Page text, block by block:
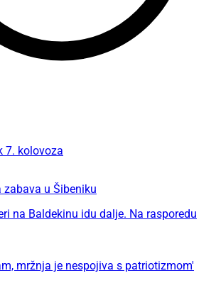
7. kolovoza
u Šibeniku
na Baldekinu idu dalje. Na rasporedu
mržnja je nespojiva s patriotizmom'